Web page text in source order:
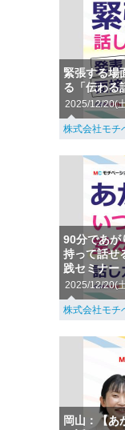
緊張する場
る「伝わる
2025/12/20(
株式会社モチ
90分であが
持って話せ
践セミナー
2025/12/20(
株式会社モチ
岡山：【あ